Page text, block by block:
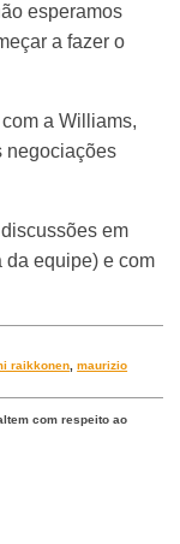
esperamos
a fazer o
a Williams,
negociações
em
da equipe) e com
raikkonen,maurizio
com respeito ao